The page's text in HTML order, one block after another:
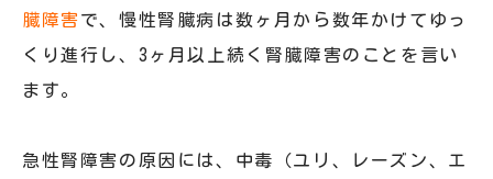
臓障害 で、慢性腎臓病は数ヶ月から数年かけてゆっ
くり進行し、3ヶ月以上続く腎臓障害のことを言い
ます。
急性腎障害の原因には、中毒（ユリ、レーズン、エ